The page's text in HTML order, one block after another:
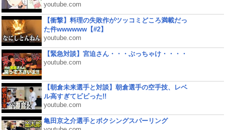
youtube.com
【衝撃】料理の失敗作がツッコミどころ満載だっ
た件wwwwww【#2】
youtube.com
【緊急対談】宮迫さん・・・ぶっちゃけ・・・・
youtube.com
【朝倉未来選手と対談】朝倉選手の空手技、レベ
ル高すぎてビビった!!
youtube.com
亀田京之介選手とボクシングスパーリング